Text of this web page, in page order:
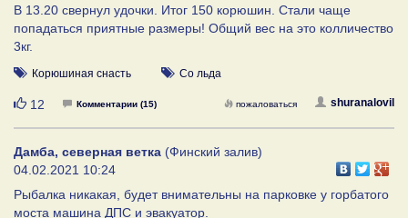
В 13.20 свернул удочки. Итог 150 корюшин. Стали чаще
попадаться приятные размеры! Общий вес на это колличество
3кг.
Корюшиная снасть Со льда
Нравится
12 Комментарии (15) shuranalovil
пожаловаться
Дамба, северная ветка (Финский залив)
04.02.2021 10:24
Рыбалка никакая, будет внимательны на парковке у горбатого
моста машина ДПС и эвакуатор.